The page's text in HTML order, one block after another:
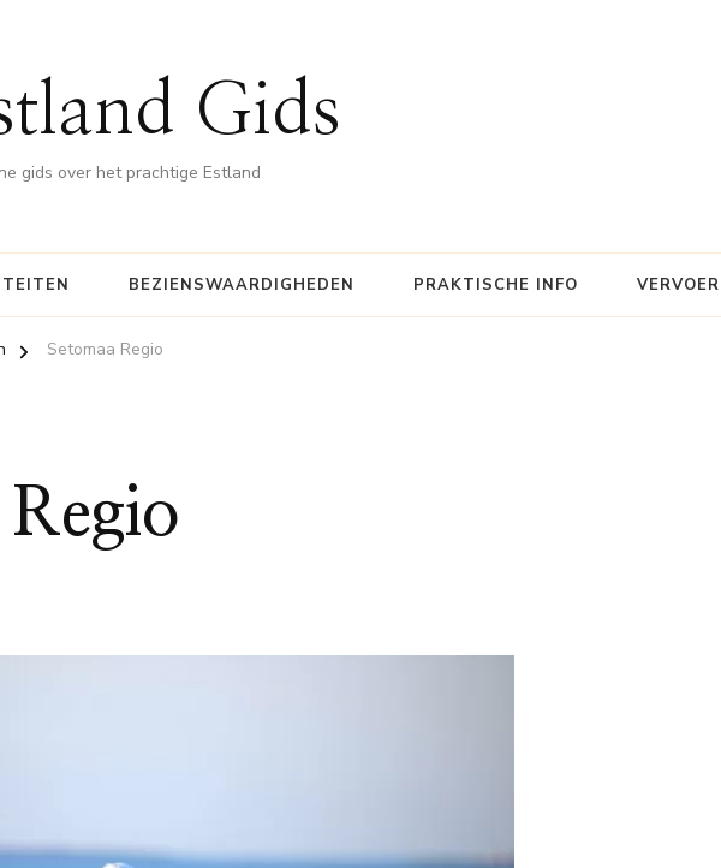
Gids
gids over het prachtige Estland
BEZIENSWAARDIGHEDEN PRAKTISCHE INFO VERVOER
Setomaa Regio